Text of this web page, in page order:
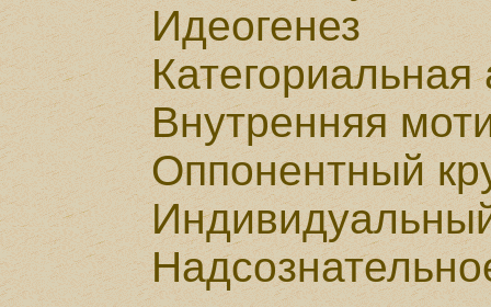
Идеогенез
Внутренняя
Оппонентный